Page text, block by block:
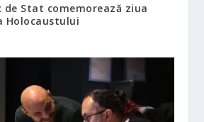
de Stat comemorează ziua
Holocaustului